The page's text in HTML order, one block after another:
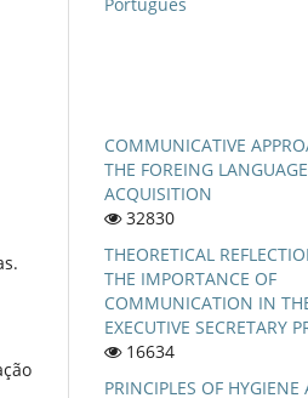
COMMUNICATIVE
THE FOREING LANGUAGE
ACQUISITION
32830
THEORETICAL
THE IMPORTANCE OF
COMMUNICATION IN
EXECUTIVE SECRETARY
16634
PRINCIPLES OF HYGIENE